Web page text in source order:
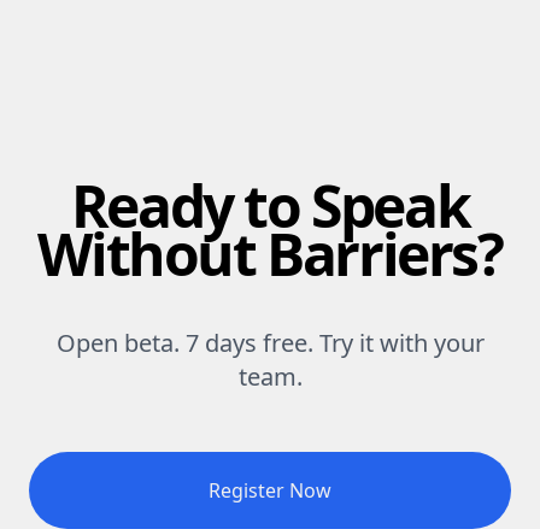
Ready to Speak
Without Barriers?
Open beta. 7 days free. Try it with your
team.
Register Now